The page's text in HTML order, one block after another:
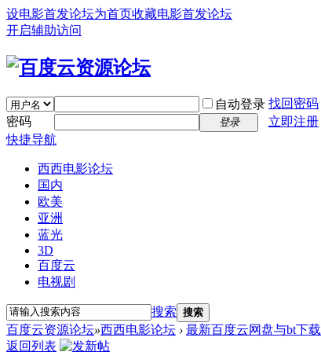
设电影首发论坛为首页收藏电影首发论坛
开启辅助访问
自动登录 找回密码
密码
登录
立即注册
快捷导航
西西电影论坛
国内
欧美
亚洲
蓝光
3D
百度云
电视剧
搜索 搜索
百度云资源论坛»西西电影论坛 › 最新百度云网盘与bt下载
返回列表